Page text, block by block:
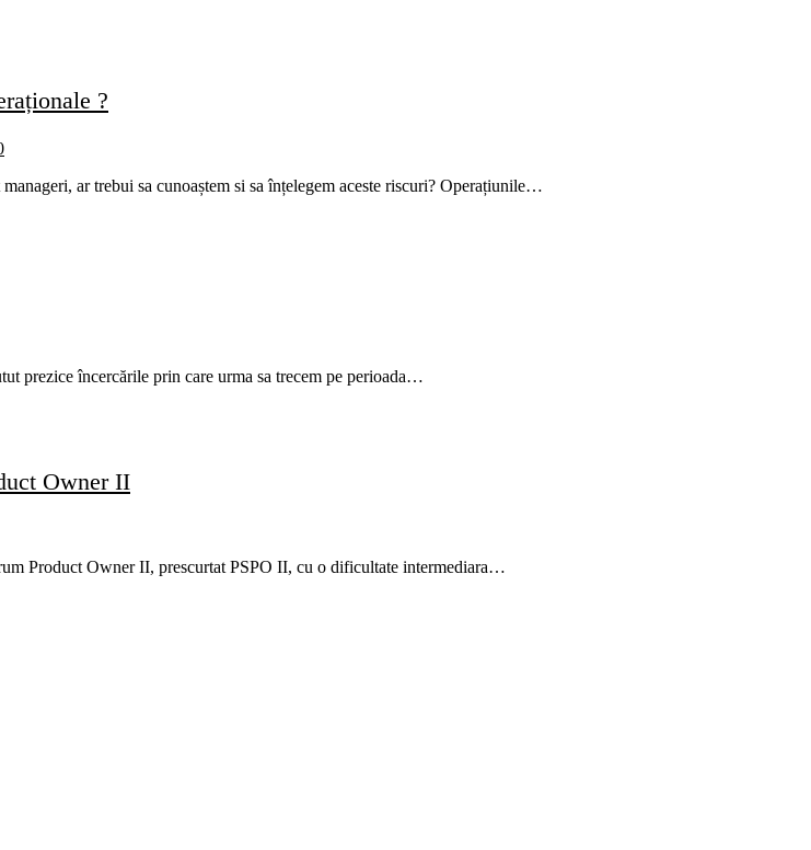
?
ar trebui sa cunoaștem si sa înțelegem aceste riscuri? Operațiunile…
prezice încercările prin care urma sa trecem pe perioada…
Owner II
Product Owner II, prescurtat PSPO II, cu o dificultate intermediara…